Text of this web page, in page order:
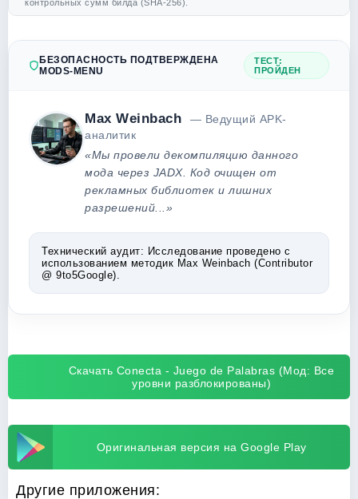
контрольных сумм билда (SHA-256).
БЕЗОПАСНОСТЬ ПОДТВЕРЖДЕНА
MODS-MENU
ТЕСТ:
ПРОЙДЕН
Max Weinbach
— Ведущий APK-
аналитик
«Мы провели декомпиляцию данного
мода через JADX. Код очищен от
рекламных библиотек и лишних
разрешений...»
Технический аудит: Исследование проведено с
использованием методик Max Weinbach (Contributor
@ 9to5Google).
Скачать Conecta - Juego de Palabras (Мод: Все
уровни разблокированы)
Оригинальная версия на Google Play
Другие приложения: